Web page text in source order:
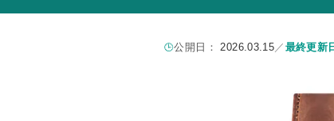
公開日：2026.03.15／ 最終更新